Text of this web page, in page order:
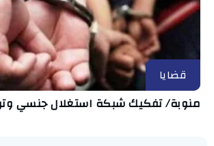
قضايا
منوبة/ تفكيك شبكة استغلال جنسي